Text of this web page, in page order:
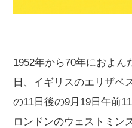
1952年から70年におよん
日、イギリスのエリザベ
の11日後の9月19日午前
ロンドンのウェストミン